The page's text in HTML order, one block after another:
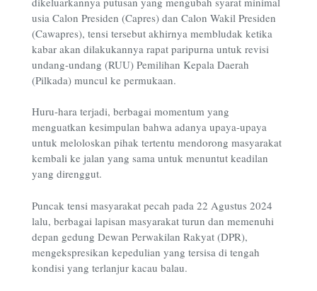
usia Calon Presiden (Capres) dan Calon Wakil Presiden
(Cawapres), tensi tersebut akhirnya membludak ketika
kabar akan dilakukannya rapat paripurna untuk revisi
undang-undang (RUU) Pemilihan Kepala Daerah
(Pilkada) muncul ke permukaan.
Huru-hara terjadi, berbagai momentum yang
menguatkan kesimpulan bahwa adanya upaya-upaya
untuk meloloskan pihak tertentu mendorong masyarakat
kembali ke jalan yang sama untuk menuntut keadilan
yang direnggut.
Puncak tensi masyarakat pecah pada 22 Agustus 2024
lalu, berbagai lapisan masyarakat turun dan memenuhi
depan gedung Dewan Perwakilan Rakyat (DPR),
mengekspresikan kepedulian yang tersisa di tengah
kondisi yang terlanjur kacau balau.